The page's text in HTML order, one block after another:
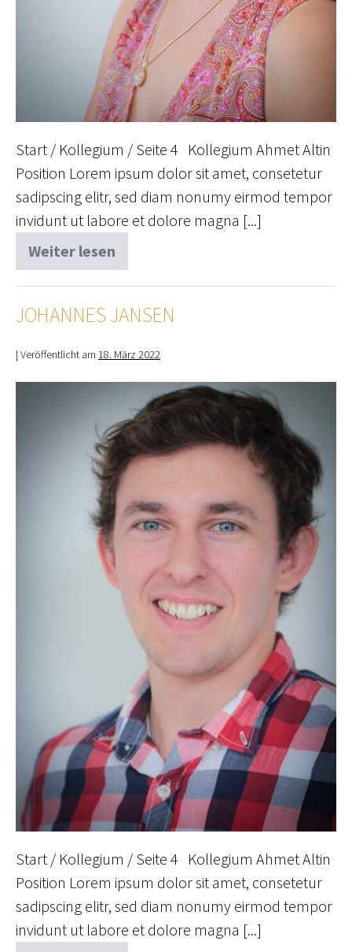
Start / Kollegium / Seite 4 Kollegium Ahmet Altin
Position Lorem ipsum dolor sit amet, consetetur
sadipscing elitr, sed diam nonumy eirmod tempor
invidunt ut labore et dolore magna [...]
Weiter lesen
Anne
Kaya
JOHANNES JANSEN
| Veröffentlicht am 18. März 2022
Start / Kollegium / Seite 4 Kollegium Ahmet Altin
Position Lorem ipsum dolor sit amet, consetetur
sadipscing elitr, sed diam nonumy eirmod tempor
invidunt ut labore et dolore magna [...]